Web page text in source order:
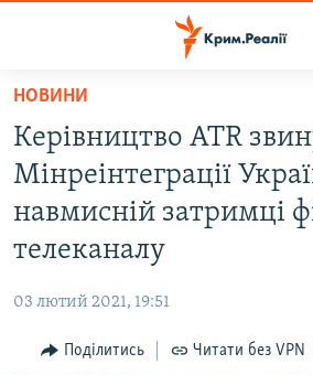
Перейти
основного
матеріалу
Перейти
до
основної
Перейти
пошуку
ВОДА.КРИМ
ВІДЕО ТА ФОТО
ІНТЕРВ'Ю
НОВИНИ
Керівництво ATR
Мінреінтеграції
навмисній затримці
телеканалу
03 лютий 2021, 19:51
Поділитись Читати без VPN